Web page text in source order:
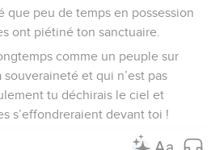
que peu de temps en possession
ont piétiné ton sanctuaire.
comme un peuple sur
souveraineté et qui n’est pas
tu déchirais le ciel et
s’effondreraient devant toi !